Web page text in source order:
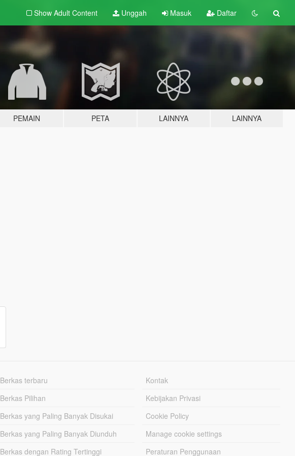
Show Adult Content Unggah Masuk Daftar
PEMAIN PETA LAINNYA LAINNYA
Berkas terbaru
Berkas Pilihan
Berkas yang Paling Banyak Disukai
Berkas yang Paling Banyak Diunduh
Berkas dengan Rating Tertinggi
Kontak
Kebijakan Privasi
Cookie Policy
Manage cookie settings
Peraturan Penggunaan